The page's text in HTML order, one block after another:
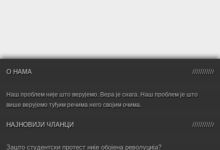
О НАМА
Наш проблем није што верујемо. Вера је снага. Наш проблем је што
више верујемо туђим речима него својим очима.
НАЈНОВИЈИ ЧЛАНЦИ
Зашто студентски протест није обојена револуција?